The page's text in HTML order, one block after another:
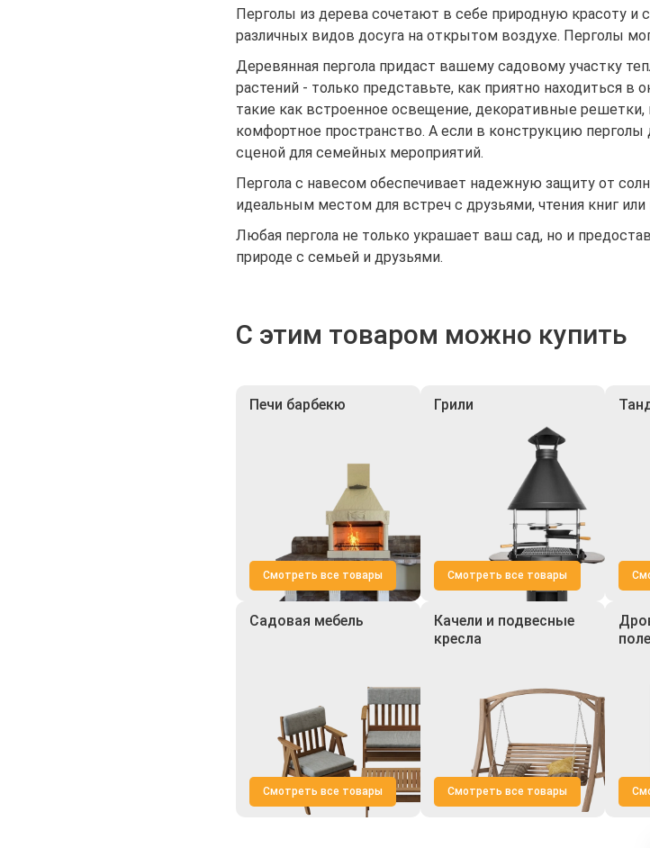
Перголы из дерева сочетают в себе природную красоту
различных видов досуга на открытом воздухе. Перголы
Деревянная пергола придаст вашему садовому участку
растений - только представьте, как приятно находиться
такие как встроенное освещение, декоративные
комфортное пространство. А если в конструкцию
сценой для семейных мероприятий.
Пергола с навесом обеспечивает надежную защиту от
идеальным местом для встреч с друзьями, чтения книг
Любая пергола не только украшает ваш сад, но и
природе с семьей и друзьями.
С этим товаром можно купить
Печи барбекю
Смотреть все товары
Грили
Смотреть все товары
Садовая мебель
Смотреть все товары
Качели и подвесные
кресла
Смотреть все товары